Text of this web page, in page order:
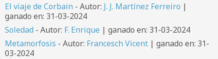
El viaje de Corbain - Autor: J. J. Martínez Ferreiro |
ganado en: 31-03-2024
Soledad - Autor: F. Enrique | ganado en: 31-03-2024
Metamorfosis - Autor: Francesch Vicent | ganado en: 31-
03-2024